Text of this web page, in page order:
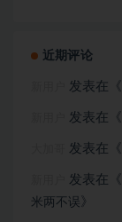
近期评论
发表在《
发表在《
发表在《
发表在《
米两不误 》